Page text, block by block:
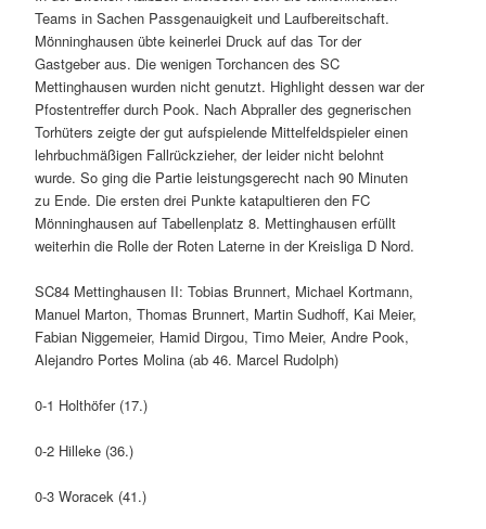
Teams in Sachen Passgenauigkeit und Laufbereitschaft.
Mönninghausen übte keinerlei Druck auf das Tor der
Gastgeber aus. Die wenigen Torchancen des SC
Mettinghausen wurden nicht genutzt. Highlight dessen war der
Pfostentreffer durch Pook. Nach Abpraller des gegnerischen
Torhüters zeigte der gut aufspielende Mittelfeldspieler einen
lehrbuchmäßigen Fallrückzieher, der leider nicht belohnt
wurde. So ging die Partie leistungsgerecht nach 90 Minuten
zu Ende. Die ersten drei Punkte katapultieren den FC
Mönninghausen auf Tabellenplatz 8. Mettinghausen erfüllt
weiterhin die Rolle der Roten Laterne in der Kreisliga D Nord.
SC84 Mettinghausen II: Tobias Brunnert, Michael Kortmann,
Manuel Marton, Thomas Brunnert, Martin Sudhoff, Kai Meier,
Fabian Niggemeier, Hamid Dirgou, Timo Meier, Andre Pook,
Alejandro Portes Molina (ab 46. Marcel Rudolph)
0-1 Holthöfer (17.)
0-2 Hilleke (36.)
0-3 Woracek (41.)